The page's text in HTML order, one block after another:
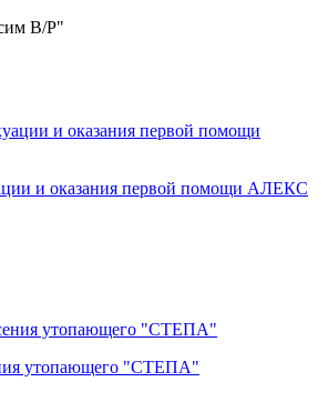
В/Р"
и оказания первой помощи АЛЕКС
утопающего "СТЕПА"